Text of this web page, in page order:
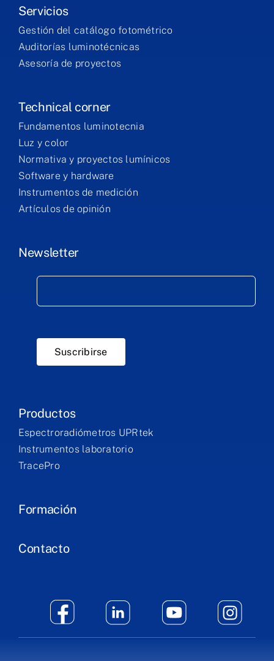
Servicios
Gestión del catálogo fotométrico
Auditorías luminotécnicas
Asesoría de proyectos
Technical corner
Fundamentos luminotecnia
Luz y color
Normativa y proyectos lumínicos
Software y hardware
Instrumentos de medición
Artículos de opinión
Newsletter
Suscribirse
Productos
Espectroradiómetros UPRtek
Instrumentos laboratorio
TracePro
Formación
Contacto